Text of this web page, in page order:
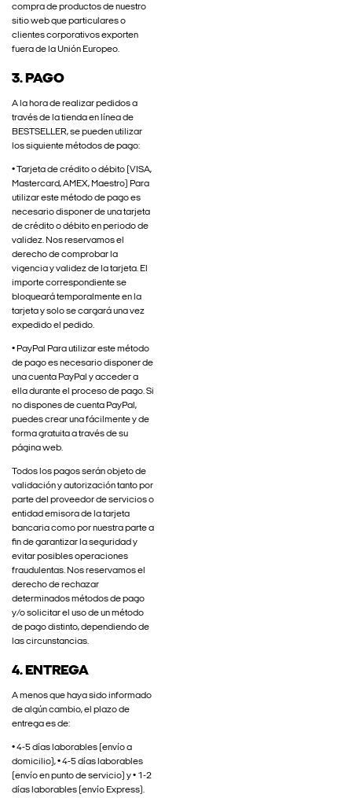
compra de productos de nuestro
sitio web que particulares o
clientes corporativos exporten
fuera de la Unión Europeo.
3. PAGO
A la hora de realizar pedidos a
través de la tienda en línea de
BESTSELLER, se pueden utilizar
los siguiente métodos de pago:
• Tarjeta de crédito o débito (VISA,
Mastercard, AMEX, Maestro) Para
utilizar este método de pago es
necesario disponer de una tarjeta
de crédito o débito en periodo de
validez. Nos reservamos el
derecho de comprobar la
vigencia y validez de la tarjeta. El
importe correspondiente se
bloqueará temporalmente en la
tarjeta y solo se cargará una vez
expedido el pedido.
• PayPal Para utilizar este método
de pago es necesario disponer de
una cuenta PayPal y acceder a
ella durante el proceso de pago. Si
no dispones de cuenta PayPal,
puedes crear una fácilmente y de
forma gratuita a través de su
página web.
Todos los pagos serán objeto de
validación y autorización tanto por
parte del proveedor de servicios o
entidad emisora de la tarjeta
bancaria como por nuestra parte a
fin de garantizar la seguridad y
evitar posibles operaciones
fraudulentas. Nos reservamos el
derecho de rechazar
determinados métodos de pago
y/o solicitar el uso de un método
de pago distinto, dependiendo de
las circunstancias.
4. ENTREGA
A menos que haya sido informado
de algún cambio, el plazo de
entrega es de:
• 4-5 días laborables (envío a
domicilio), • 4-5 días laborables
(envío en punto de servicio) y • 1-2
días laborables (envío Express).